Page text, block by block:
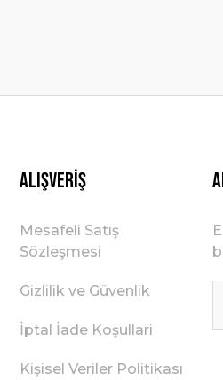
Alışveriş
Mesafeli Satış
Sözleşmesi
Gizlilik ve Güvenlik
İptal İade Koşullari
Kişisel Veriler Politikası